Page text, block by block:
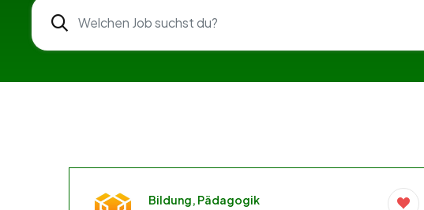
Bildung, Pädagogik